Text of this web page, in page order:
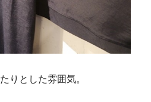
りとした雰囲気。